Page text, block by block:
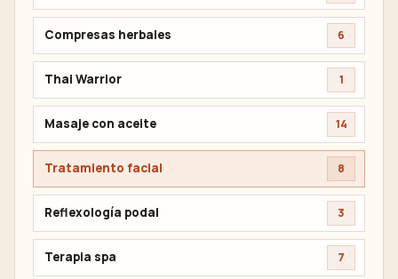
Compresas herbales 6
Thai Warrior 1
Masaje con aceite 14
Tratamiento facial 8
Reflexología podal 3
Terapia spa 7